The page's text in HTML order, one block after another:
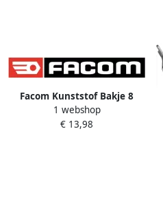
Facom Kunststof Bakje 8
Vakken 400X315X50Mm
U50030026Q
1 webshop
€ 13,98